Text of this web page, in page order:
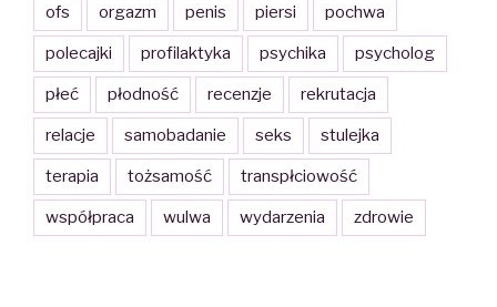
ofs orgazm penis piersi pochwa
polecajki profilaktyka psychika psycholog
płeć płodność recenzje rekrutacja
relacje samobadanie seks stulejka
terapia tożsamość transpłciowość
współpraca wulwa wydarzenia zdrowie